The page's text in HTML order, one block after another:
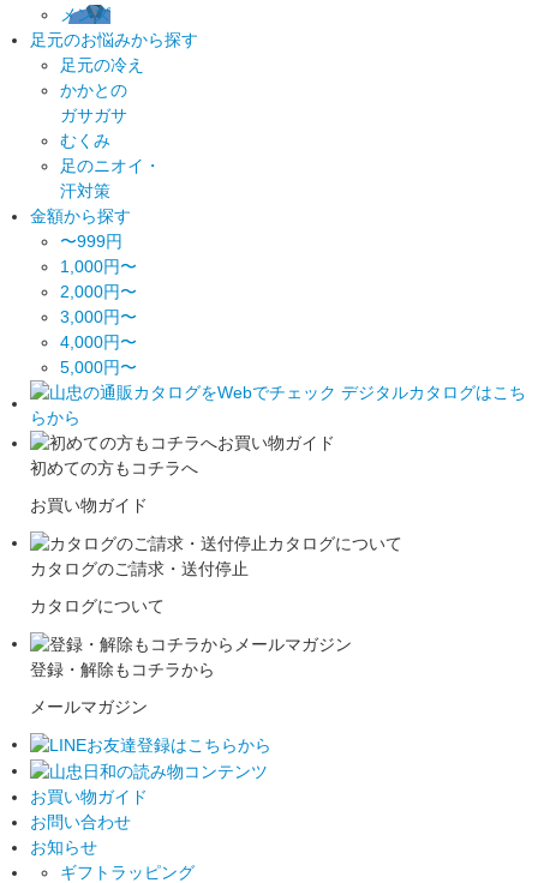
メンズ
足元のお悩みから探す
足元の冷え
かかとの
ガサガサ
むくみ
足のニオイ・
汗対策
金額から探す
〜999円
1,000円〜
2,000円〜
3,000円〜
4,000円〜
5,000円〜
初めての方もコチラへ
お買い物ガイド
カタログのご請求・送付停止
カタログについて
登録・解除もコチラから
メールマガジン
お買い物ガイド
お問い合わせ
お知らせ
ギフトラッピング